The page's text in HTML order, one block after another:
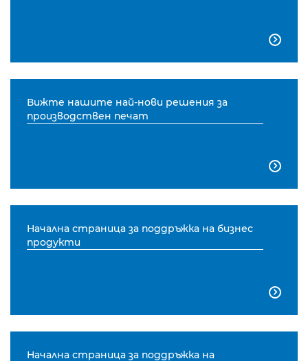

Вижте нашите най-нови решения за
производствен печат

Начална страница за поддръжка на бизнес
продукти

Начална страница за поддръжка на